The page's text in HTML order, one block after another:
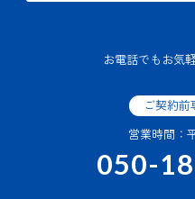
お電話でもお気
ご契約前
営業時間：
050-